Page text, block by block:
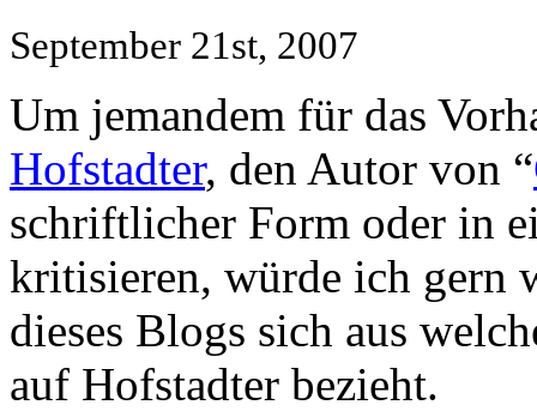
September 21st, 2007
Um jemandem für das
Hofstadter, den Autor von “
schriftlicher Form oder in
kritisieren, würde ich gern
dieses Blogs sich aus
auf Hofstadter bezieht.